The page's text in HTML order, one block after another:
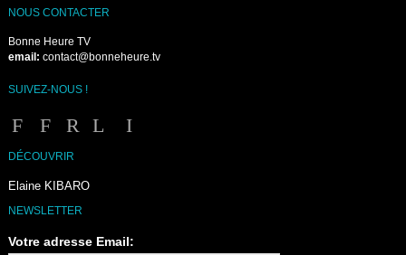
NOUS CONTACTER
Bonne Heure TV
email: contact@bonneheure.tv
SUIVEZ-NOUS !
DÉCOUVRIR
Elaine KIBARO
NEWSLETTER
Votre adresse Email: